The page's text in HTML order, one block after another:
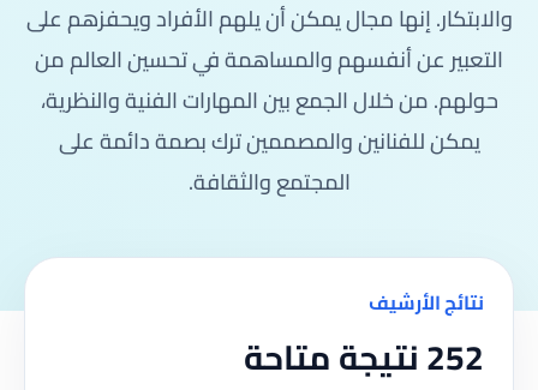
والابتكار. إنها مجال يمكن أن يلهم الأفراد ويحفزهم على
التعبير عن أنفسهم والمساهمة في تحسين العالم من
حولهم. من خلال الجمع بين المهارات الفنية والنظرية،
يمكن للفنانين والمصممين ترك بصمة دائمة على
المجتمع والثقافة.
نتائج الأرشيف
252 نتيجة متاحة